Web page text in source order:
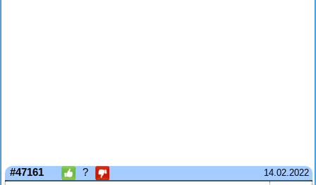
14.02.2022
#47161 ?